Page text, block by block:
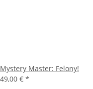
Mystery Master: Felony!
49,00 € *